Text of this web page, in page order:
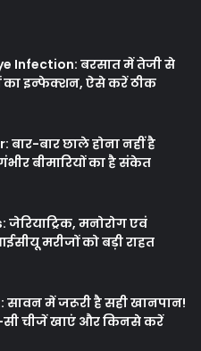
Infection: बरसात में तेजी से
का इन्फेक्शन, ऐसे करें ठीक
बार-बार छाले होना नहीं है
बीमारियों का है संकेत
जेरियाट्रिक, मनोरोग एवं
मरीजों को बड़ी राहत
सावन में जरूरी है सही खानपान!
चीजें खाएं और किनसे करें